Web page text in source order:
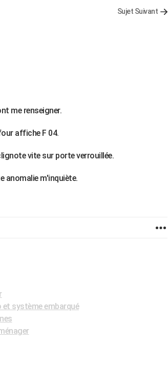
Sujet Suivant
me renseigner.
affiche F 04.
vite sur porte verrouillée.
anomalie m'inquiète.
système embarqué